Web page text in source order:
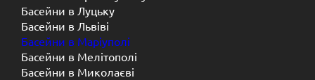
Басейни в Луцьку
Басейни в Львіві
Басейни в Маріуполі
Басейни в Мелітополі
Басейни в Миколаєві